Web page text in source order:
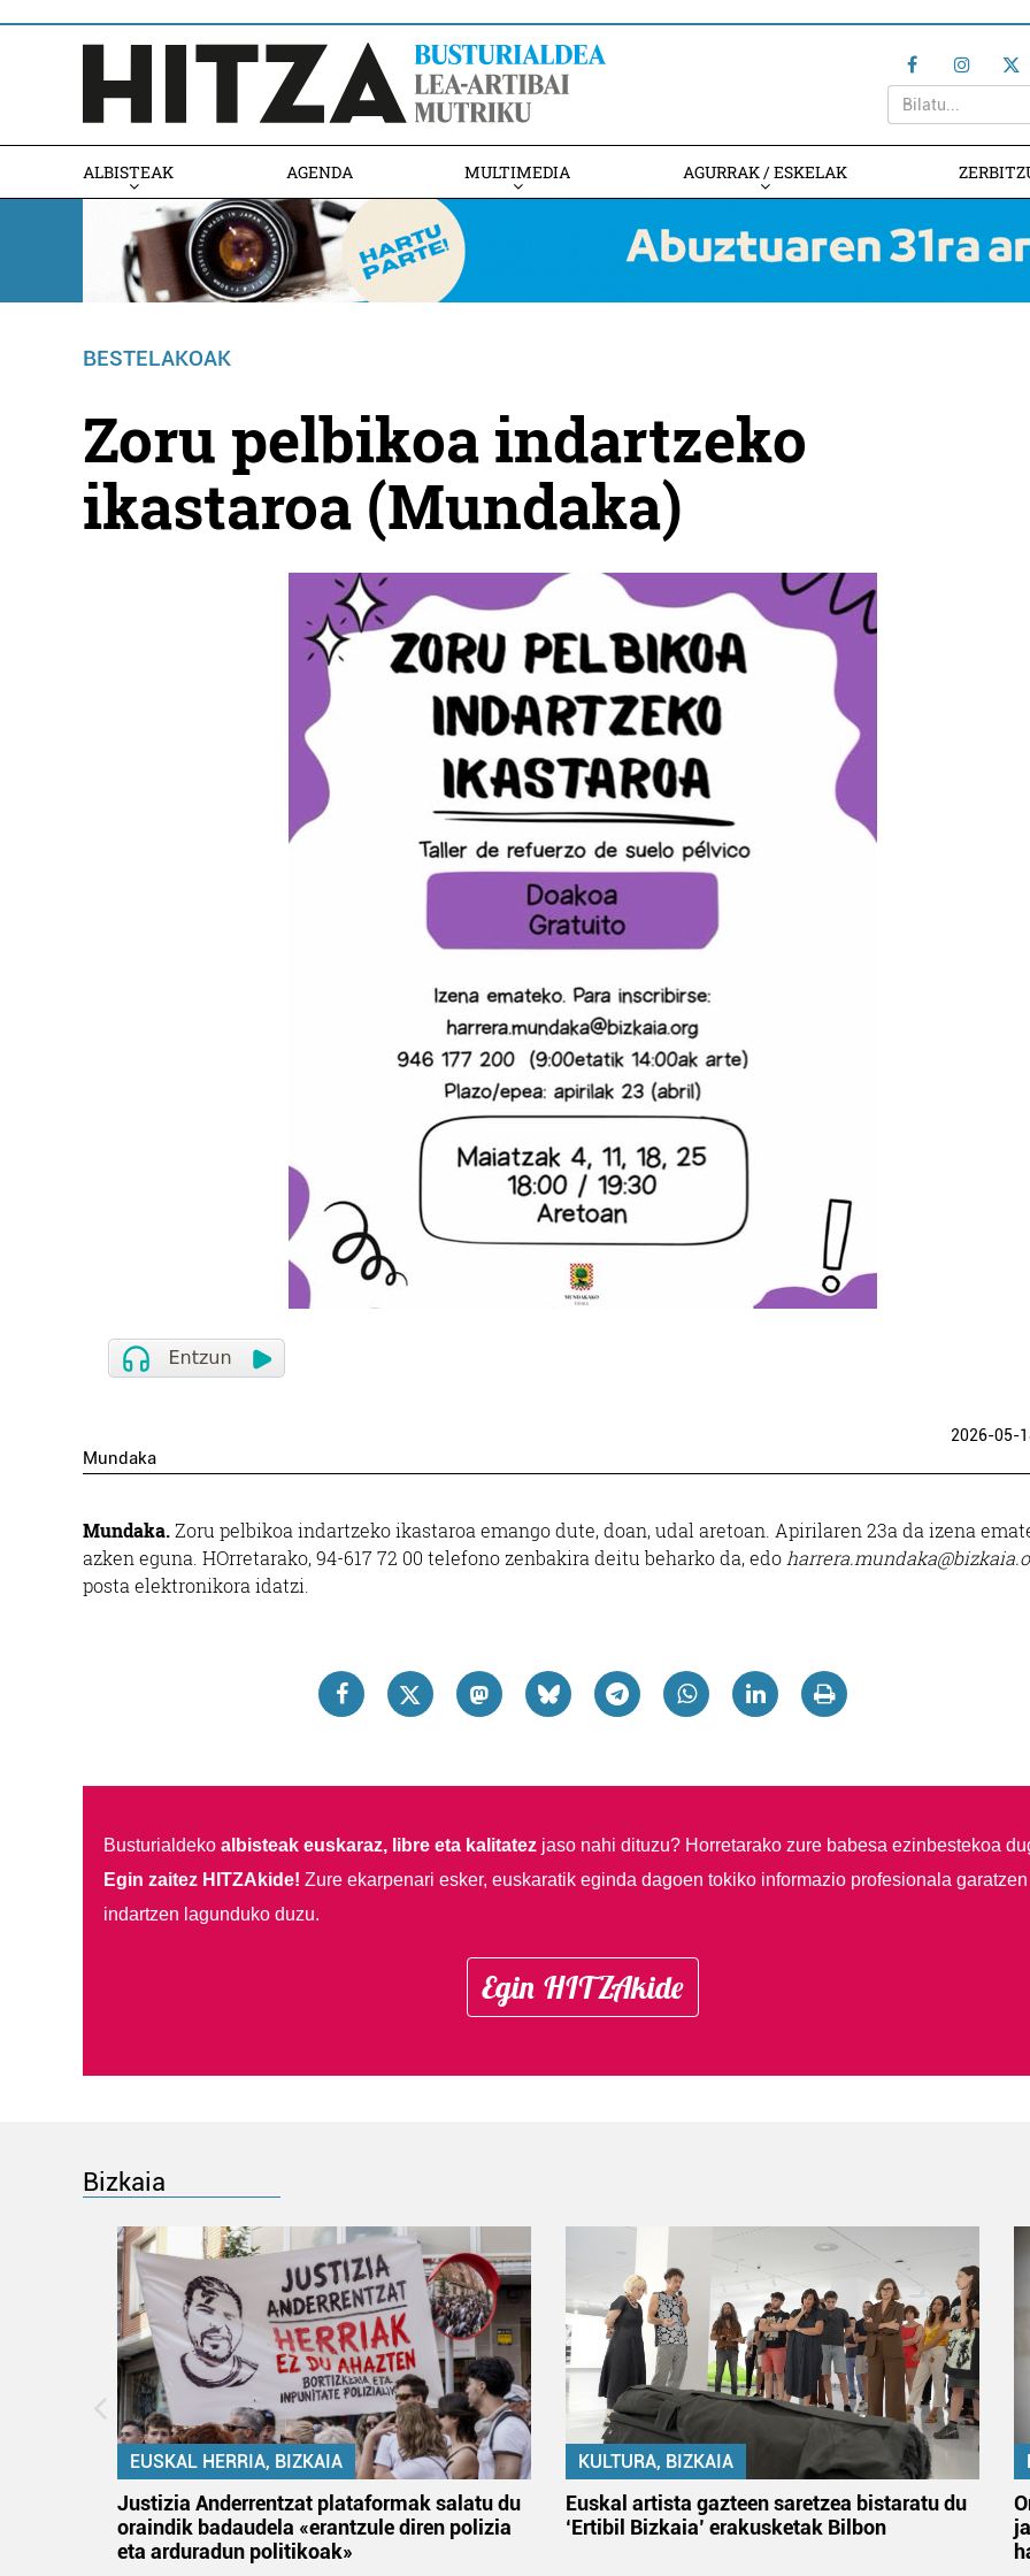
ALBISTEAK AGENDA MULTIMEDIA AGURRAK / ESKELAK
BESTELAKOAK
Zoru pelbikoa indartzeko
ikastaroa (Mundaka)
Mundaka
2026-05-
Mundaka. Zoru pelbikoa indartzeko ikastaroa emango dute, doan, udal aretoan. Apirilaren 23a da izena
azken eguna. HOrretarako, 94-617 72 00 telefono zenbakira deitu beharko da, edo
posta elektronikora idatzi.
Busturialdeko albisteak euskaraz, libre eta kalitatezjaso nahi dituzu? Horretarako zure babesa ezinbestekoa
Egin zaitez HITZAkide! Zure ekarpenari esker, euskaratik eginda dagoen tokiko informazio profesionala garatzen
indartzen lagunduko duzu.
Egin HITZAkide
Bizkaia
EUSKAL HERRIA, BIZKAIA
Justizia Anderrentzat plataformak salatu du
oraindik badaudela «erantzule diren polizia
eta arduradun politikoak»
KULTURA, BIZKAIA
Euskal artista gazteen saretzea bistaratu du
‘Ertibil Bizkaia’ erakusketak Bilbon